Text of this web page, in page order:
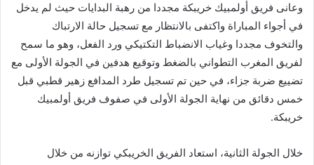
وعانى فريق أولمبيك خريبكة مجددا من رهبة البدايات حيث لم يدخل
في أجواء المباراة واكتفى بالانتظار مع تسجيل حالة الارتباك
والتخوف مجددا وغياب الانضباط التكتيكي ورد الفعل، وهو ما سمح
لفريق المغرب التطواني بالضغط وتوقيع هدفين في الجولة الأولى مع
تضييع ضربة جزاء، في حين تم تسجيل طرد المدافع زهير قطبي قبل
خمس دقائق من نهاية الجولة الأولى في صفوف فريق أولمبيك
خريبكة.
خلال الجولة الثانية، استعاد الفريق الخريبكي توازنه من خلال